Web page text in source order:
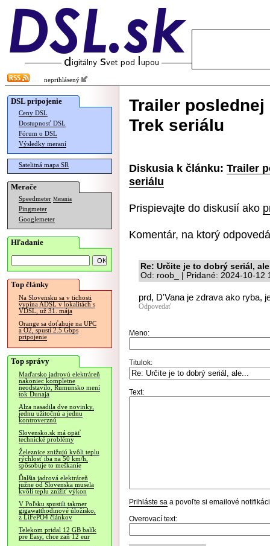
neprihlásený
DSL pripojenie
Ceny DSL
Dostupnosť DSL
Fórum o DSL
Výsledky meraní
Satelitná mapa SR
Merače
Speedmeter Merania
Pingmeter
Googlemeter
Hľadanie
Top články
Na Slovensku sa v tichosti
vypína ADSL v lokalitách s
VDSL, už 31. mája
Orange sa doťahuje na UPC
a O2, spustí 2.5 Gbps
pripojenie
Top správy
Maďarsko jadrovú elektráreň
nakoniec kompletne
neodstavilo, Rumunsko mení
tok Dunaja
Alza nasadila dve novinky,
jednu užitočnú a jednu
kontroverznú
Slovensko.sk má opäť
technické problémy
Železnice znižujú kvôli teplu
rýchlosť iba na 50 km/h,
spôsobuje to meškanie
Ďalšia jadrová elektráreň
južne od Slovenska musela
kvôli teplu znížiť výkon
V Poľsku spustili takmer
gigawatthodinové úložisko,
z LiFePO4 článkov
Telekom pridal 12 GB balík
pre Easy, chce zaň 12 eur
Trailer
Trek seriálu
Diskusia k článku: Trailer
seriálu
Prispievajte do diskusií ako
Komentár, na ktorý
Re: Určite je to dobrý seriál,
Od: roob_ | Pridané: 2024-10-12
prd, D'Vana je zdrava ako ryba,
Odpovedať
Meno:
Titulok:
Text:
Prihláste sa a povoľte si emailové
Overovací text: